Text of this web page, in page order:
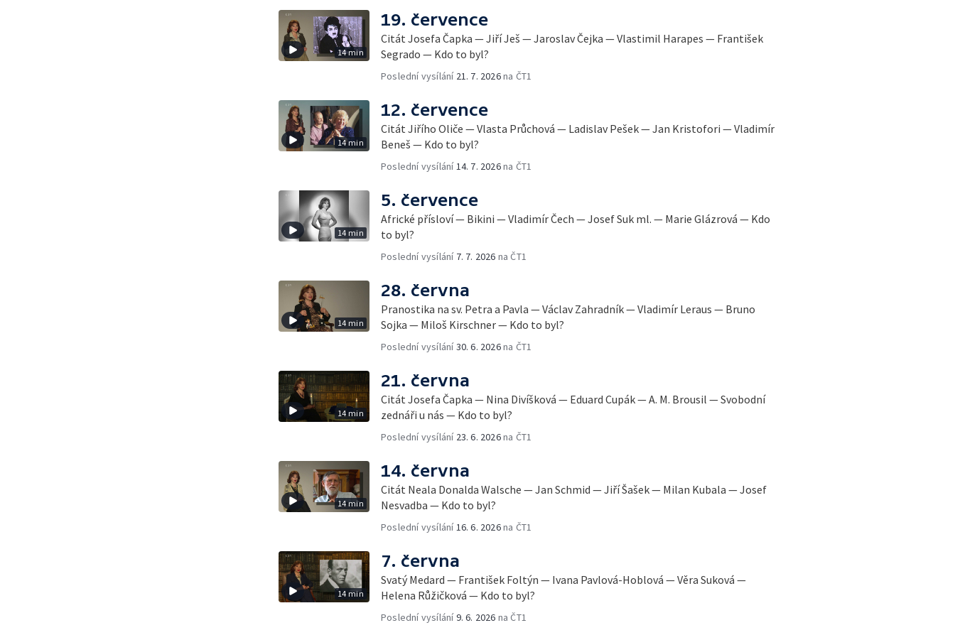
14 min
19. července
Citát Josefa Čapka — Jiří Ješ — Jaroslav Čejka — Vlastimil Harapes — František
Segrado — Kdo to byl?
Poslední vysílání 21. 7. 2026na ČT1
14 min
12. července
Citát Jiřího Oliče — Vlasta Průchová — Ladislav Pešek — Jan Kristofori — Vladimír
Beneš — Kdo to byl?
Poslední vysílání 14. 7. 2026na ČT1
14 min
5. července
Africké přísloví — Bikini — Vladimír Čech — Josef Suk ml. — Marie Glázrová — Kdo
to byl?
Poslední vysílání 7. 7. 2026 na ČT1
14 min
28. června
Pranostika na sv. Petra a Pavla — Václav Zahradník — Vladimír Leraus — Bruno
Sojka — Miloš Kirschner — Kdo to byl?
Poslední vysílání30. 6. 2026na ČT1
14 min
21. června
Citát Josefa Čapka — Nina Divíšková — Eduard Cupák — A. M. Brousil — Svobodní
zednáři u nás — Kdo to byl?
Poslední vysílání 23. 6. 2026na ČT1
14 min
14. června
Citát Neala Donalda Walsche — Jan Schmid — Jiří Šašek — Milan Kubala — Josef
Nesvadba — Kdo to byl?
Poslední vysílání 16. 6. 2026na ČT1
14 min
7. června
Svatý Medard — František Foltýn — Ivana Pavlová-Hoblová — Věra Suková —
Helena Růžičková — Kdo to byl?
Poslední vysílání9. 6. 2026 na ČT1